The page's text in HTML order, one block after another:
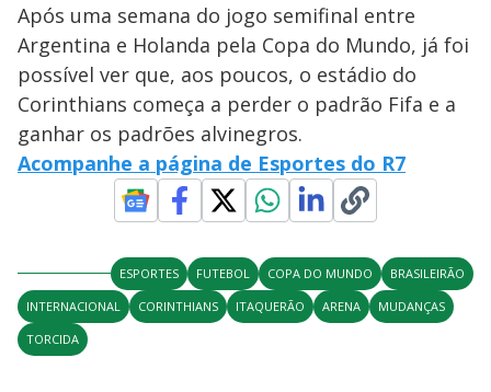
Após uma semana do jogo semifinal entre
Argentina e Holanda pela Copa do Mundo, já foi
possível ver que, aos poucos, o estádio do
Corinthians começa a perder o padrão Fifa e a
ganhar os padrões alvinegros.
Acompanhe a página de Esportes do R7
ESPORTES FUTEBOL COPA DO MUNDO
BRASILEIRÃO
INTERNACIONAL
CORINTHIANS ITAQUERÃO ARENA
MUDANÇAS
TORCIDA